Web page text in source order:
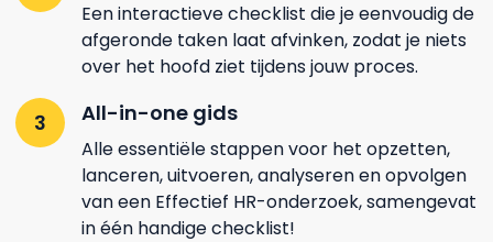
Een interactieve checklist die je eenvoudig de
afgeronde taken laat afvinken, zodat je niets
over het hoofd ziet tijdens jouw proces.
All-in-one gids
Alle essentiële stappen voor het opzetten,
lanceren, uitvoeren, analyseren en opvolgen
van een Effectief HR-onderzoek, samengevat
in één handige checklist!